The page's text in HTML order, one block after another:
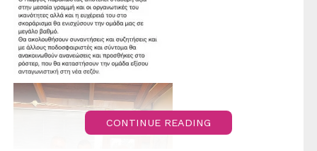
CONTINUE READING